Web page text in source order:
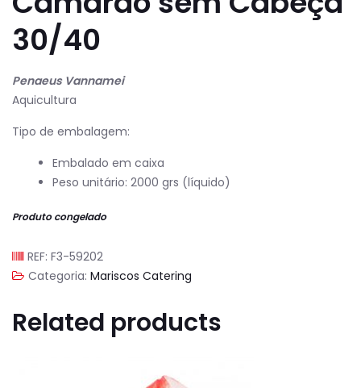
30/40
Penaeus Vannamei
Aquicultura
Tipo de embalagem:
Embalado em caixa
Peso unitário: 2000 grs (líquido)
Produto congelado
REF: F3-59202
Categoria: Mariscos Catering
Related products